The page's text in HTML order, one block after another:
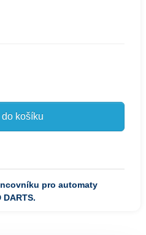
do košíku
pro automaty
DARTS.